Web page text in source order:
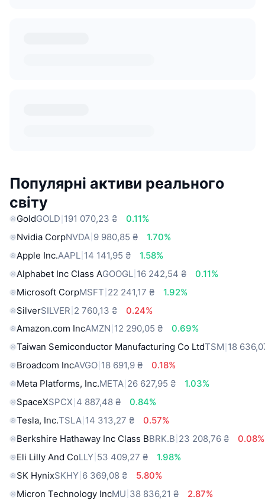
Популярні активи реального
світу
GoldGOLD 191 070,23 ₴
0.11%
Nvidia CorpNVDA 9 980,85 ₴
1.70%
Apple Inc.AAPL 14 141,95 ₴
1.58%
Alphabet Inc Class AGOOGL 16 242,54 ₴
0.11%
Microsoft CorpMSFT 22 241,17 ₴
1.92%
SilverSILVER 2 760,13 ₴
0.24%
Amazon.com IncAMZN 12 290,05 ₴
0.69%
Taiwan Semiconductor Manufacturing Co LtdTSM 18
Broadcom IncAVGO 18 691,9 ₴
0.18%
Meta Platforms, Inc.META 26 627,95 ₴
1.03%
SpaceXSPCX 4 887,48 ₴
0.84%
Tesla, Inc.TSLA 14 313,27 ₴
0.57%
Berkshire Hathaway Inc Class BBRK.B 23 208,76 ₴
0.08%
Eli Lilly And CoLLY 53 409,27 ₴
1.98%
SK HynixSKHY 6 369,08 ₴
5.80%
Micron Technology IncMU 38 836,21 ₴
2.87%